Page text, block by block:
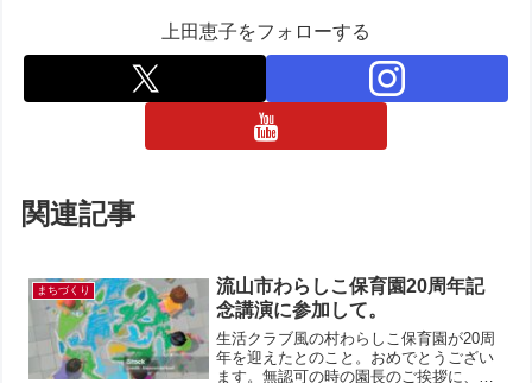
上田恵子をフォローする
関連記事
まちづくり
流山市わらしこ保育園20周年記
念講演に参加して。
生活クラブ風の村わらしこ保育園が20周
年を迎えたとのこと。おめでとうござい
ます。無認可の時の園長のご挨拶に、